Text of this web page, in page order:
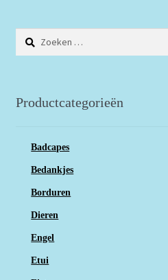
Zoeken
naar:
Productcategorieën
Badcapes
Bedankjes
Borduren
Dieren
Engel
Etui